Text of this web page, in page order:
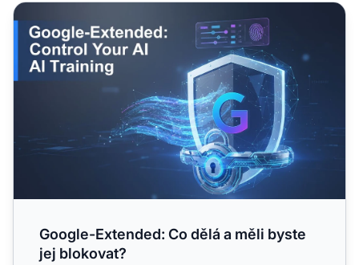
Google-Extended: Co dělá a měli byste jej blokovat?
Google-Extended: Co dělá a měli byste
jej blokovat?